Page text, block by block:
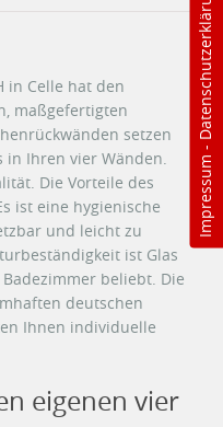
Impressum
-
Datenschutzerklärung
in Celle hat den
maßgefertigten
setzen
in Ihren vier Wänden.
Die Vorteile des
ist eine hygienische
und leicht zu
ist Glas
beliebt. Die
deutschen
Ihnen individuelle
eigenen vier